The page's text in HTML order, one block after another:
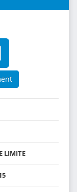
LIMITE